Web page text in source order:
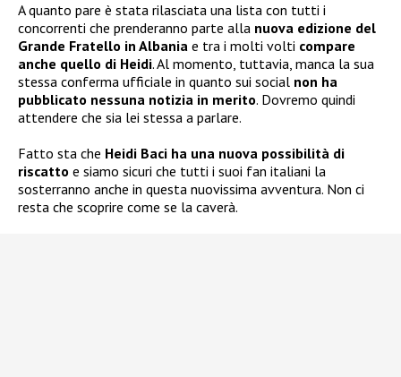
A quanto pare è stata rilasciata una lista con tutti i
concorrenti che prenderanno parte alla nuova edizione del
Grande Fratello in Albania e tra i molti volti compare
anche quello di Heidi. Al momento, tuttavia, manca la sua
stessa conferma ufficiale in quanto sui social non ha
pubblicato nessuna notizia in merito. Dovremo quindi
attendere che sia lei stessa a parlare.
Fatto sta che Heidi Baci ha una nuova possibilità di
riscatto e siamo sicuri che tutti i suoi fan italiani la
sosterranno anche in questa nuovissima avventura. Non ci
resta che scoprire come se la caverà.